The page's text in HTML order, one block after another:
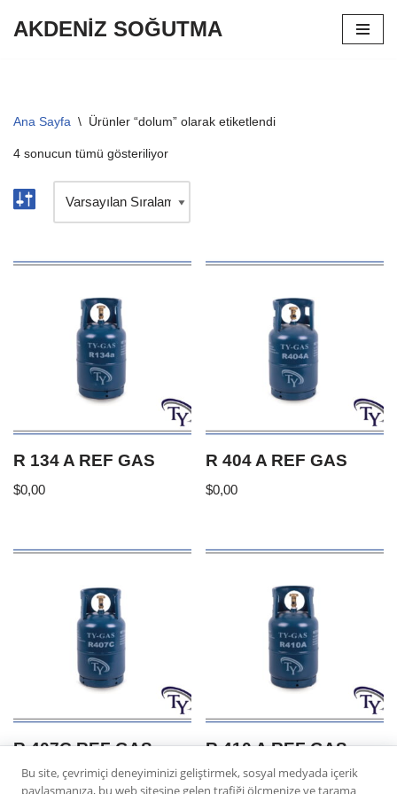
AKDENİZ SOĞUTMA
Ana Sayfa \ Ürünler “dolum” olarak etiketlendi
4 sonucun tümü gösteriliyor
R 134 A REF GAS
$0,00
R 404 A REF GAS
$0,00
R 407C REF GAS
0,00
R 410 A REF GAS
$0,00
Bu site, çevrimiçi deneyiminizi geliştirmek, sosyal medyada içerik
paylaşmanıza, bu web sitesine gelen trafiği ölçmenize ve tarama